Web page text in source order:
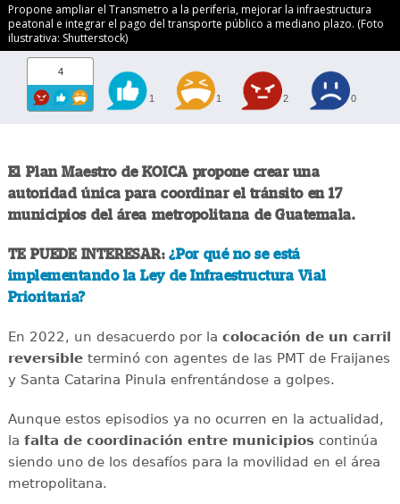
Propone ampliar el Transmetro a la periferia, mejorar la infraestructura
peatonal e integrar el pago del transporte público a mediano plazo. (Foto
ilustrativa: Shutterstock)
4
1 1 2 0
El Plan Maestro de KOICA propone crear una
autoridad única para coordinar el tránsito en 17
municipios del área metropolitana de Guatemala.
TE PUEDE INTERESAR:¿Por qué no se está
implementando la Ley de Infraestructura Vial
Prioritaria?
En 2022, un desacuerdo por la colocación de un carril
reversibleterminó con agentes de las PMT de Fraijanes
y Santa Catarina Pinula enfrentándose a golpes.
Aunque estos episodios ya no ocurren en la actualidad,
la falta de coordinación entre municipioscontinúa
siendo uno de los desafíos para la movilidad en el área
metropolitana.